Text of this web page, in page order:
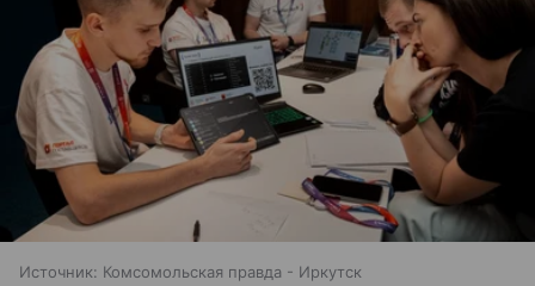
Источник: Комсомольская правда - Иркутск